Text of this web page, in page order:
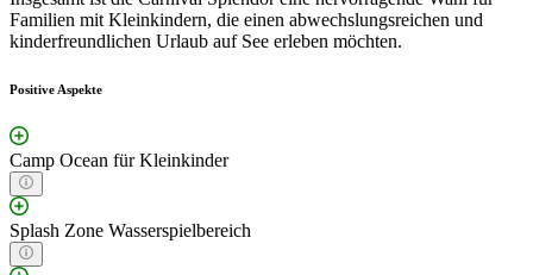
Familien mit Kleinkindern, die einen abwechslungsreichen und
kinderfreundlichen Urlaub auf See erleben möchten.
Positive Aspekte
Camp Ocean für Kleinkinder
Splash Zone Wasserspielbereich